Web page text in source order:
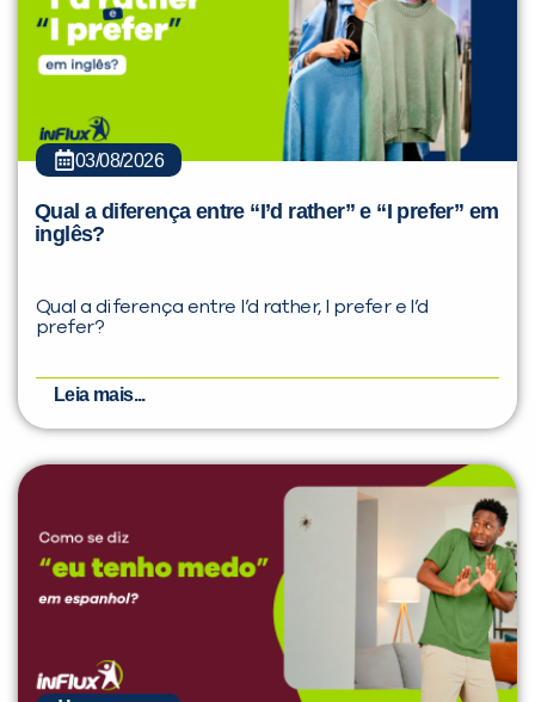
03/08/2026
Qual a diferença entre “I’d rather” e “I prefer” em
inglês?
Qual a diferença entre I’d rather, I prefer e I’d
prefer?
Leia mais...